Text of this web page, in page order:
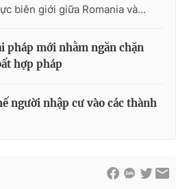
biên giới giữa Romania và...
pháp mới nhằm ngăn chặn
hợp pháp
người nhập cư vào các thành